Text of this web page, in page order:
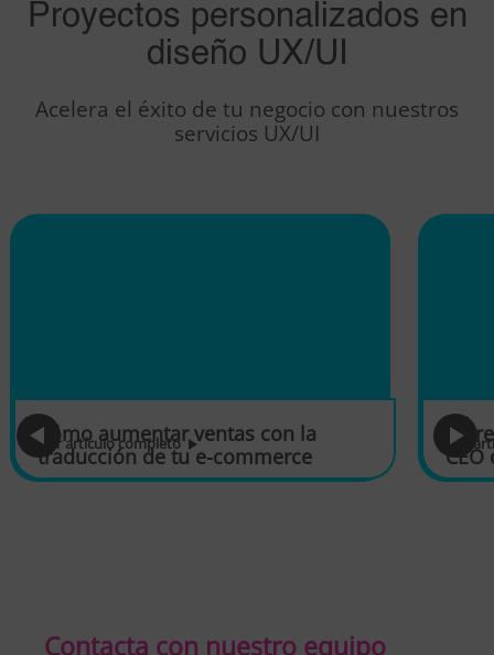
Proyectos personalizados en
diseño UX/UI
Acelera el éxito de tu negocio con nuestros
servicios UX/UI
Cómo aumentar ventas con la
traducción de tu e-commerce
leer artículo completo
CEO
leer
Contacta con nuestro equipo